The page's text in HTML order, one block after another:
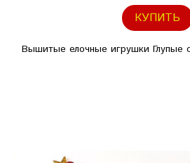
КУПИТЬ
Вышитые елочные игрушки Глупые